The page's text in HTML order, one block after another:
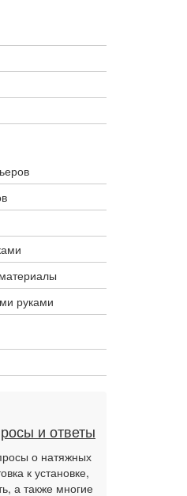
руками
и ответы
о натяжных
к установке,
а также многие